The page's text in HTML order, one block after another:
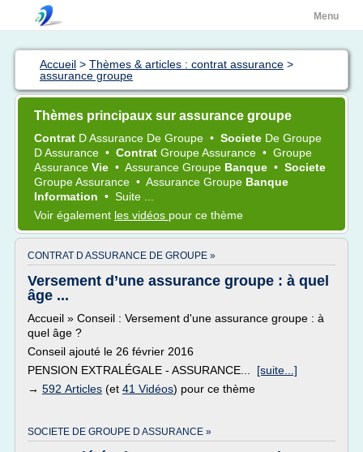
Menu
Accueil > Thèmes & articles : contrat assurance >
assurance groupe
Thèmes principaux sur assurance groupe
Contrat DAssurance De Groupe • Societe De Groupe
DAssurance • Contrat Groupe Assurance • Groupe
Assurance Vie • Assurance Groupe Banque • Societe
Groupe Assurance • Assurance Groupe Banque
Information • Suite ...
Voir également les vidéos pour ce thème
CONTRAT D ASSURANCE DE GROUPE »
Versement d’une assurance groupe : à quel
âge ...
Accueil » Conseil : Versement d'une assurance groupe : à
quel âge ?
Conseil ajouté le 26 février 2016
PENSION EXTRALÉGALE - ASSURANCE... [suite...]
→ 592 Articles (et 41 Vidéos) pour ce thème
SOCIETE DE GROUPE D ASSURANCE »